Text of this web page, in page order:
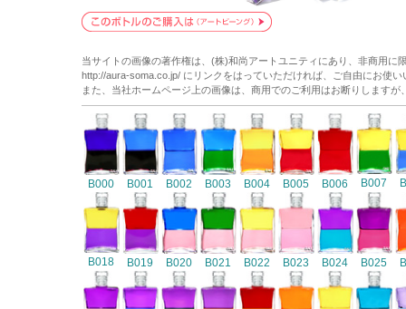
当サイトの画像の著作権は、(株)和尚アートユニティにあり、非商用
http://aura-soma.co.jp/ にリンクをはっていただければ、ご自由にお使い
また、当社ホームページ上の画像は、商用でのご利用はお断りします
B000 B001 B002 B003 B004 B005 B006 B007
B018 B019 B020 B021 B022 B023 B024 B025